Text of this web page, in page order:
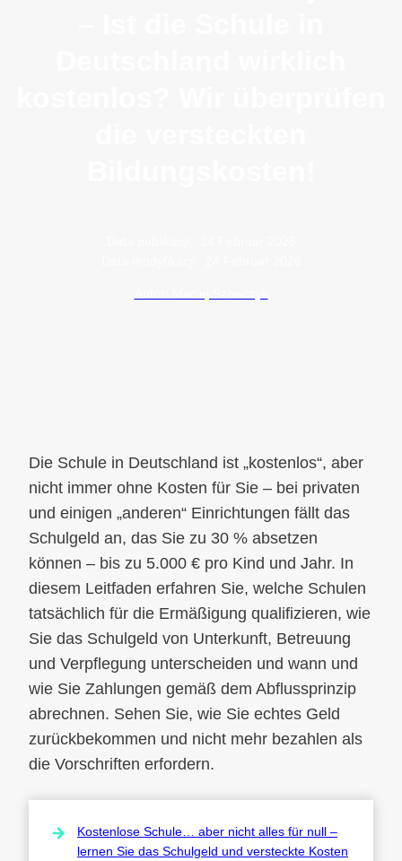
Die Schule in Deutschland ist „kostenlos“, aber
nicht immer ohne Kosten für Sie – bei privaten
und einigen „anderen“ Einrichtungen fällt das
Schulgeld an, das Sie zu 30 % absetzen
können – bis zu 5.000 € pro Kind und Jahr. In
diesem Leitfaden erfahren Sie, welche Schulen
tatsächlich für die Ermäßigung qualifizieren, wie
Sie das Schulgeld von Unterkunft, Betreuung
und Verpflegung unterscheiden und wann und
wie Sie Zahlungen gemäß dem Abflussprinzip
abrechnen. Sehen Sie, wie Sie echtes Geld
zurückbekommen und nicht mehr bezahlen als
die Vorschriften erfordern.
Kostenlose Schule… aber nicht alles für null –
lernen Sie das Schulgeld und versteckte Kosten